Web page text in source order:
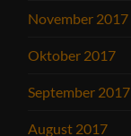
November 2017
Oktober 2017
September 2017
August 2017